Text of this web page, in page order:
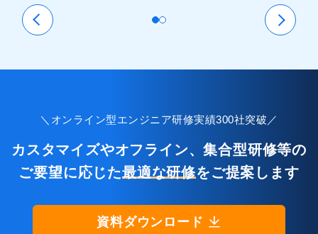
＼オンライン型エンジニア研修実績300社突破／
カスタマイズやオフライン、集合型研修等の
ご要望に応じた最適な研修をご提案します
資料ダウンロード